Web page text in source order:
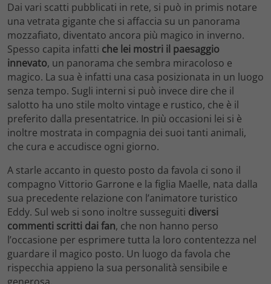
Dai vari scatti pubblicati in rete, si può in primis notare
una vetrata gigante che si affaccia su un panorama
mozzafiato, diventato ancora più magico in inverno.
Spesso capita infatti che lei mostri il paesaggio
innevato, un panorama che sembra miracoloso e
magico. La sua è infatti una casa posizionata in un luogo
senza tempo. Sugli interni si può invece dire che il
salotto ha uno stile molto vintage e rustico, che è il
preferito dalla presentatrice. In più occasioni lei si è
inoltre mostrata in compagnia dei suoi tanti animali,
che cura e accudisce ogni giorno.
A starle accanto in questo posto da favola ci sono il
compagno Vittorio Garrone e la figlia Maelle, nata dalla
sua precedente relazione con l’animatore turistico
Eddy. Sul web si sono inoltre susseguiti diversi
commenti scritti dai fan, che non hanno perso
l’occasione per esprimere tutta la loro contentezza nel
guardare il magico posto. Un luogo da favola che
rispecchia appieno la sua personalità sensibile e